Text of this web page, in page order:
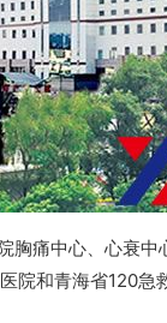
痛中心、心衰
院和青海省120